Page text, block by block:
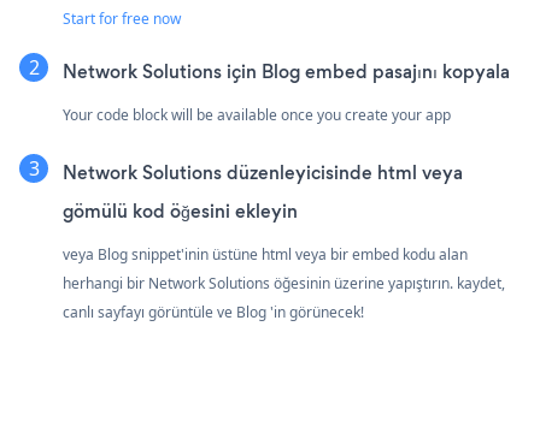
Start for free now
Network Solutions için Blog embed pasajını kopyala
Your code block will be available once you create your app
Network Solutions düzenleyicisinde html veya
gömülü kod öğesini ekleyin
veya Blog snippet'inin üstüne html veya bir embed kodu alan
herhangi bir Network Solutions öğesinin üzerine yapıştırın. kaydet,
canlı sayfayı görüntüle ve Blog 'in görünecek!